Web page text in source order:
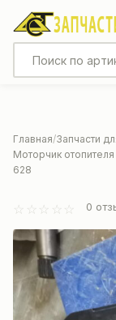
Главная Запчасти
Моторчик
628
0